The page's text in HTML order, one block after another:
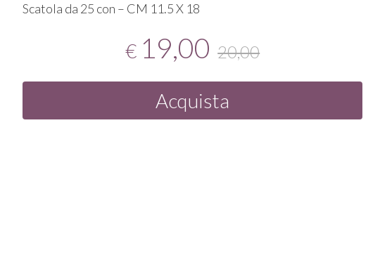
Scatola da 25 con – CM 11.5 X 18
€ 19,00 20,00
Acquista